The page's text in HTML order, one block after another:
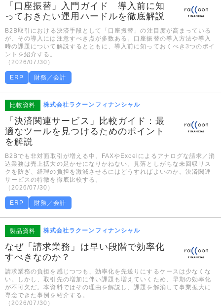
「口座振替」入門ガイド 導入前に知
っておきたい運用ハードルを徹底解説
B2B取引における決済手段として「口座振替」の注目度が高まっている
が、その導入には注意すべき点が多数ある。口座振替の導入方法や導入
時の課題について解説するとともに、導入前に知っておくべき3つのポイ
ントを紹介する。
（2026/07/30）
ERP 財務／会計
比較資料 株式会社ラクーンフィナンシャル
「決済関連サービス」比較ガイド：最
適なツールを見つけるためのポイント
を解説
B2Bでも非対面取引が増える中、FAXやExcelによるアナログな請求／消
込業務は売上拡大の足かせになりかねない。見落としがちな未回収リス
クを防ぎ、経理の負担を激減させるにはどうすればよいのか。決済関連
サービスの特徴を徹底比較する。
（2026/07/30）
ERP 財務／会計
製品資料 株式会社ラクーンフィナンシャル
なぜ「請求業務」は早い段階で効率化
すべきなのか？
請求業務の負担を感じつつも、効率化を先送りにするケースは少なくな
い。しかし、取引先の増加に伴い課題も増えていくため、早期の効率化
が不可欠だ。本資料ではその理由を解説し、課題を解消して事業拡大に
専念できた事例を紹介する。
（2026/07/30）